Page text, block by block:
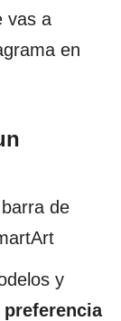
vas a
en
de
y
preferencia